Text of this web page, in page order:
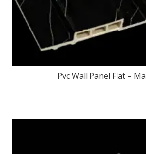
Pvc Wall Panel Flat –